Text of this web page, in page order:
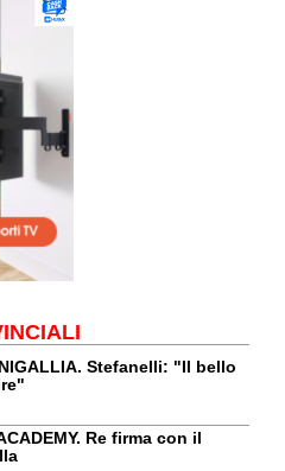
Stefanelli: "Il bello
Re firma con il